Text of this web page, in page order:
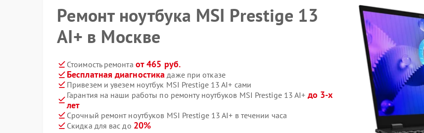
Ремонт ноутбука MSI Prestige 13
AI+ в Москве
Стоимость ремонта от 465 руб.
Бесплатная диагностика даже при отказе
Привезем и увезем ноутбук MSI Prestige 13 AI+ сами
Гарантия на наши работы по ремонту ноутбуков MSI Prestige 13 AI+ до 3-х
лет
Срочный ремонт ноутбуков MSI Prestige 13 AI+ в течении часа
Скидка для вас до 20%